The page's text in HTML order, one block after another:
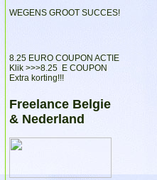
WEGENS GROOT SUCCES!
8.25 EURO COUPON ACTIE
Klik >>>8.25 E COUPON
Extra korting!!!
Freelance Belgie
& Nederland